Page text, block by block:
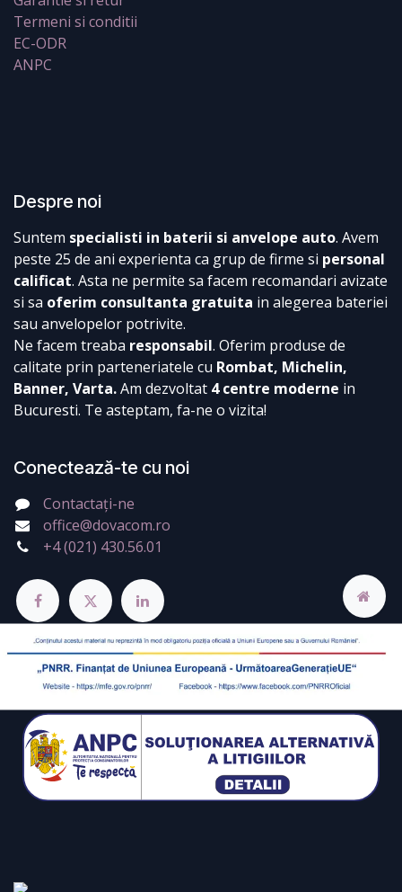
Termeni si conditii
EC-ODR
ANPC
Despre noi
Suntem specialisti in baterii si anvelope auto. Avem
peste 25 de ani experienta ca grup de firme si personal
calificat. Asta ne permite sa facem recomandari avizate
si sa oferim consultanta gratuita in alegerea bateriei
sau anvelopelor potrivite.
Ne facem treaba responsabil. Oferim produse de
calitate prin parteneriatele cu Rombat, Michelin,
Banner, Varta.Am dezvoltat 4 centre moderne in
Bucuresti. Te asteptam, fa-ne o vizita!
Conectează-te cu noi
Contactați-ne
office@dovacom.ro
+4 (021) 430.56.01